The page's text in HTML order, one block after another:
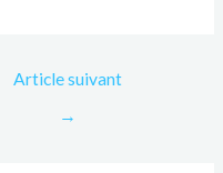
Article suivant
→